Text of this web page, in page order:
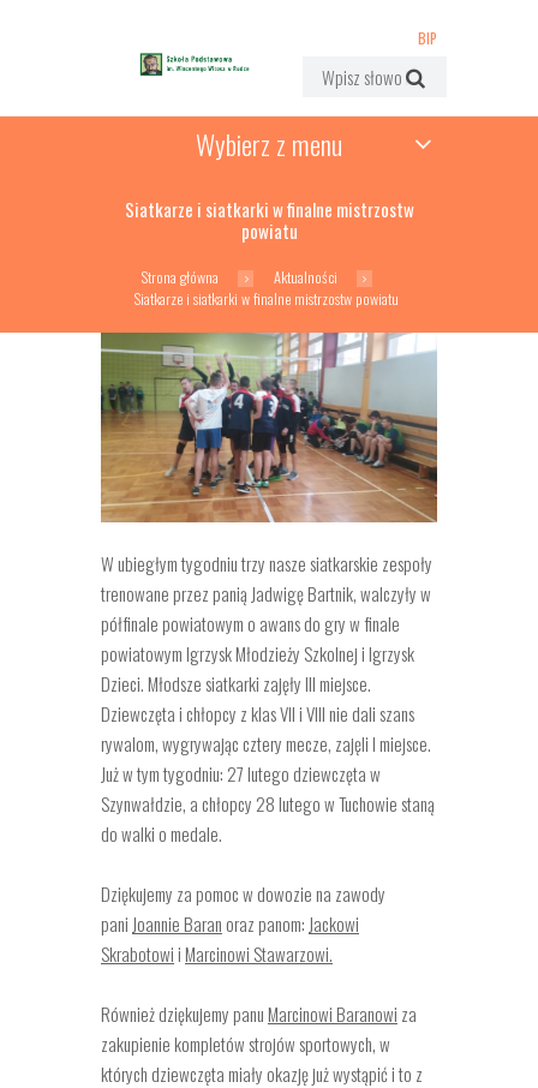
BIP
Wybierz z menu
Siatkarze i siatkarki w finalne mistrzostw
powiatu
Strona główna
Aktualności
Siatkarze i siatkarki w finalne mistrzostw powiatu
W ubiegłym tygodniu trzy nasze siatkarskie zespoły
trenowane przez panią Jadwigę Bartnik, walczyły w
półfinale powiatowym o awans do gry w finale
powiatowym Igrzysk Młodzieży Szkolnej i Igrzysk
Dzieci. Młodsze siatkarki zajęły III miejsce.
Dziewczęta i chłopcy z klas VII i VIII nie dali szans
rywalom, wygrywając cztery mecze, zajęli I miejsce.
Już w tym tygodniu: 27 lutego dziewczęta w
Szynwałdzie, a chłopcy 28 lutego w Tuchowie staną
do walki o medale.
Dziękujemy za pomoc w dowozie na zawody
pani Joannie Baran oraz panom: Jackowi
Skrabotowi i Marcinowi Stawarzowi.
Również dziękujemy panu Marcinowi Baranowi za
zakupienie kompletów strojów sportowych, w
których dziewczęta miały okazję już wystąpić i to z